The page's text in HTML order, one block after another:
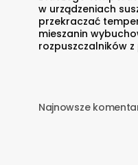
w urządzeniach
przekraczać
mieszanin
rozpuszczalników
Najnowsze